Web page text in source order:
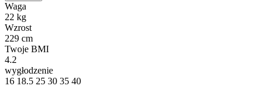
Waga
22 kg
Wzrost
229 cm
Twoje BMI
4.2
wygłodzenie
16 18.5 25 30 35 40